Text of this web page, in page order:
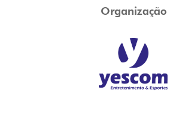
Organização